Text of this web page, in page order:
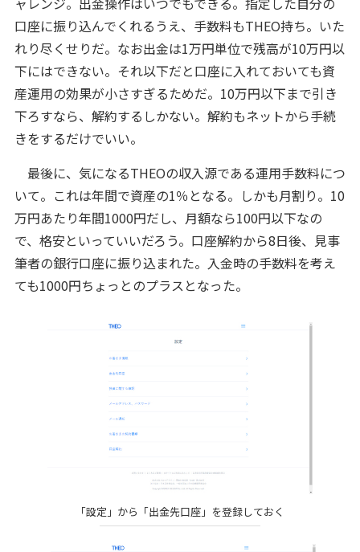
口座に振り込んでくれるうえ、手数料もTHEO持ち。いた
れり尽くせりだ。なお出金は1万円単位で残高が10万円以
下にはできない。それ以下だと口座に入れておいても資
産運用の効果が小さすぎるためだ。10万円以下まで引き
下ろすなら、解約するしかない。解約もネットから手続
きをするだけでいい。
最後に、気になるTHEOの収入源である運用手数料につ
いて。これは年間で資産の1％となる。しかも月割り。10
万円あたり年間1000円だし、月額なら100円以下なの
で、格安といっていいだろう。口座解約から8日後、見事
筆者の銀行口座に振り込まれた。入金時の手数料を考え
ても1000円ちょっとのプラスとなった。
「設定」から「出金先口座」を登録しておく